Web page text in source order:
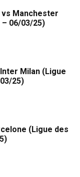
vs Manchester
– 06/03/25)
Milan (Ligue
25)
(Ligue des